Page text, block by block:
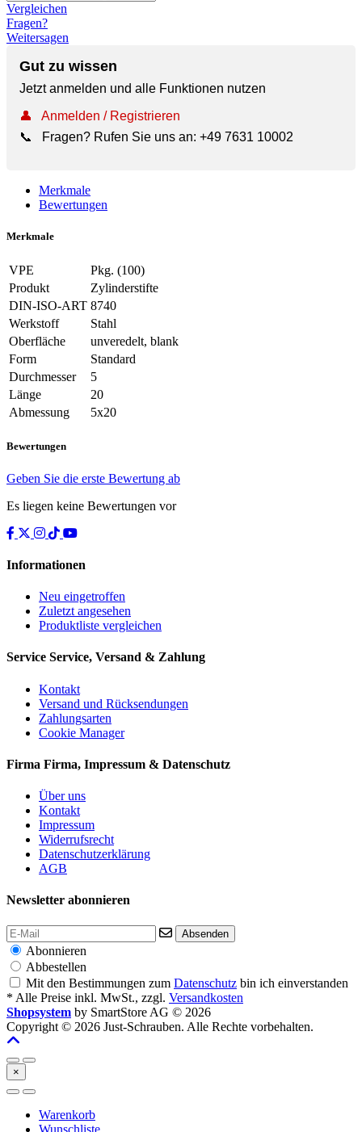
Vergleichen
Fragen?
Weitersagen
Gut zu wissen
Jetzt anmelden und alle Funktionen nutzen
👤
Anmelden / Registrieren
📞
Fragen? Rufen Sie uns an: +49 7631 10002
Merkmale
Bewertungen
Merkmale
VPE
Pkg. (100)
Produkt
Zylinderstifte
DIN-ISO-ART 8740
Werkstoff
Stahl
Oberfläche
unveredelt, blank
Form
Standard
Durchmesser
5
Länge
20
Abmessung
5x20
Bewertungen
Geben Sie die erste Bewertung ab
Es liegen keine Bewertungen vor
Informationen
Neu eingetroffen
Zuletzt angesehen
Produktliste vergleichen
Service Service, Versand & Zahlung
Kontakt
Versand und Rücksendungen
Zahlungsarten
Cookie Manager
Firma Firma, Impressum & Datenschutz
Über uns
Kontakt
Impressum
Widerrufsrecht
Datenschutzerklärung
AGB
Newsletter abonnieren
Absenden
Abonnieren
Abbestellen
Mit den Bestimmungen zum Datenschutz bin ich einverstanden
* Alle Preise inkl. MwSt., zzgl. Versandkosten
Shopsystem by SmartStore AG © 2026
Copyright © 2026 Just-Schrauben. Alle Rechte vorbehalten.
×
Warenkorb
Wunschliste